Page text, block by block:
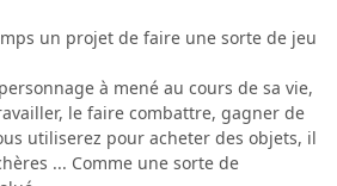
un projet de faire une sorte de jeu
à mené au cours de sa vie,
le faire combattre, gagner de
utiliserez pour acheter des objets, il
... Comme une sorte de